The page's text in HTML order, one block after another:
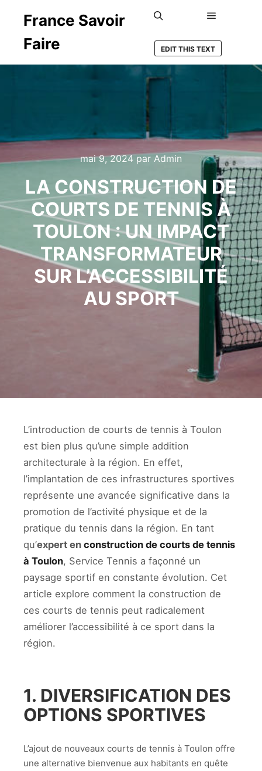
France Savoir
Faire
EDIT THIS TEXT
mai 9, 2024 par Admin
LA CONSTRUCTION DE
COURTS DE TENNIS À
TOULON : UN IMPACT
TRANSFORMATEUR
SUR L’ACCESSIBILITÉ
AU SPORT
L’introduction de courts de tennis à Toulon
est bien plus qu’une simple addition
architecturale à la région. En effet,
l’implantation de ces infrastructures sportives
représente une avancée significative dans la
promotion de l’activité physique et de la
pratique du tennis dans la région. En tant
qu’expert en construction de courts de tennis
à Toulon, Service Tennis a façonné un
paysage sportif en constante évolution. Cet
article explore comment la construction de
ces courts de tennis peut radicalement
améliorer l’accessibilité à ce sport dans la
région.
1. DIVERSIFICATION DES
OPTIONS SPORTIVES
L’ajout de nouveaux courts de tennis à Toulon offre
une alternative bienvenue aux habitants en quête